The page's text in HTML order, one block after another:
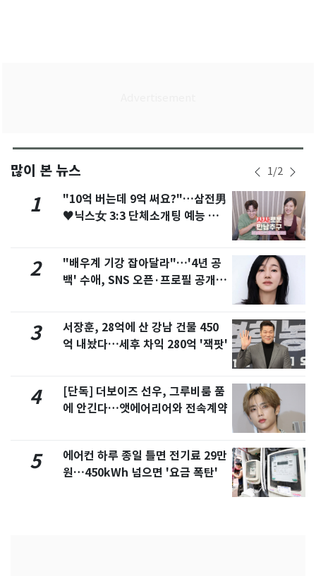
많이 본 뉴스 1/2
1
"10억 버는데 9억 써요?"…삼전男
♥닉스女 3:3 단체소개팅 예능 화
2
"배우계 기강 잡아달라"…'4년 공
백' 수애, SNS 오픈·프로필 공개
3
서장훈, 28억에 산 강남 건물 450
억 내놨다…세후 차익 280억 '잭팟'
4
[단독] 더보이즈 선우, 그루비룸 품
에 안긴다…앳에어리어와 전속계약
5
에어컨 하루 종일 틀면 전기료 29만
원…450kWh 넘으면 '요금 폭탄'